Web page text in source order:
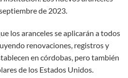
de 2023.
los aranceles se aplicarán a todos
renovaciones, registros y
en córdobas, pero también
de los Estados Unidos.